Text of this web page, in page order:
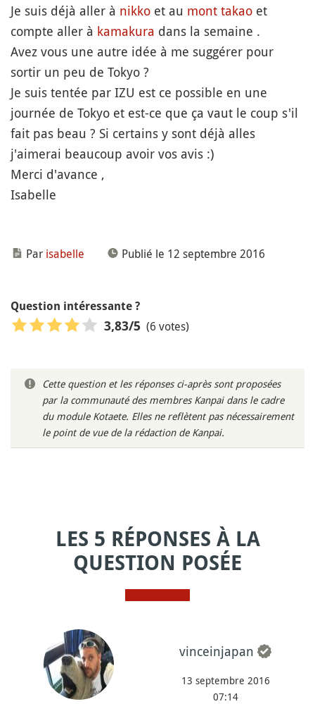
Je suis déjà aller à nikko et au mont takao et
compte aller à kamakura dans la semaine .
Avez vous une autre idée à me suggérer pour
sortir un peu de Tokyo ?
Je suis tentée par IZU est ce possible en une
journée de Tokyo et est-ce que ça vaut le coup s'il
fait pas beau ? Si certains y sont déjà alles
j'aimerai beaucoup avoir vos avis :)
Merci d'avance ,
Isabelle
Par isabelle Publié le 12 septembre 2016
Question intéressante ?
3,83/5 (6 votes)
Cette question et les réponses ci-après sont proposées
par la communauté des membres Kanpai dans le cadre
du module Kotaete. Elles ne reflètent pas nécessairement
le point de vue de la rédaction de Kanpai.
LES 5 RÉPONSES À LA
QUESTION POSÉE
vinceinjapan
13 septembre 2016
07:14